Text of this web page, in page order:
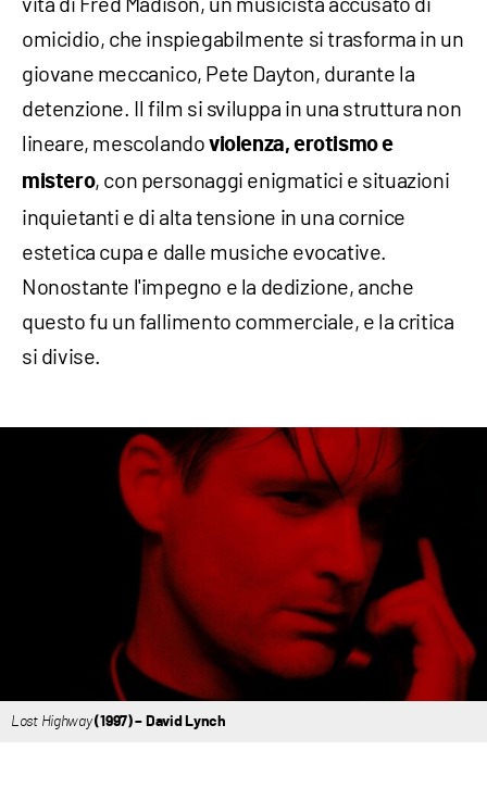
omicidio, che inspiegabilmente si trasforma in un
giovane meccanico, Pete Dayton, durante la
detenzione. Il film si sviluppa in una struttura non
lineare, mescolandoviolenza, erotismo e
mistero, con personaggi enigmatici e situazioni
inquietanti e di alta tensione in una cornice
estetica cupa e dalle musiche evocative.
Nonostante l'impegno e la dedizione, anche
questo fu un fallimento commerciale, e la critica
si divise.
Lost Highway(1997) – David Lynch